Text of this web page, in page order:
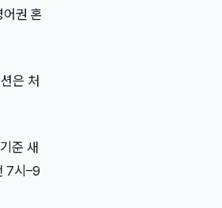
권 혼
은 처
준 새
7시–9